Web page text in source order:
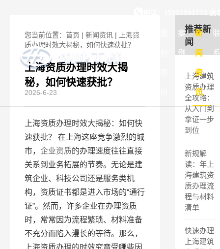
首 案
例
示
新
闻
资
讯
您当前位置： 首页 | 新闻资讯 |
上海资
质办理时效大揭秘，如何快速获批？
上海资质办理时效大揭
秘，如何快速获批？
2026-6-23
上海资质办理时效大揭秘：如何快
速获批？ 在上海这座竞争激烈的城
市， 企业资质的办理速度往往直接
关系到业务拓展的节奏。无论是建
筑企业、科技公司还是服务类机
构，资质证书都是进入市场的“通行
证”。然而，许多企业在办理资质
时，常常因为流程繁琐、材料准备
不充分而陷入漫长的等待。那么，
上海资质办理的时效究竟受哪些因
推荐新
闻
上海建筑
资质办理
全攻略：
从入门到
拿证一步
到位
新规解
读：年上
海建筑资
质办理流
程与材料
清单
快速办理
上海建筑